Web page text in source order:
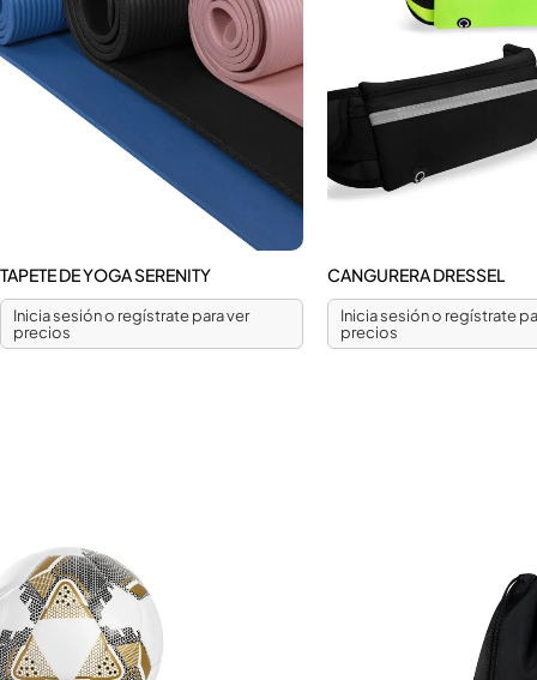
TAPETE DE YOGA SERENITY
Inicia sesión o regístrate para ver
precios
CANGURERA DRESSEL
Inicia sesión o regístrate
precios